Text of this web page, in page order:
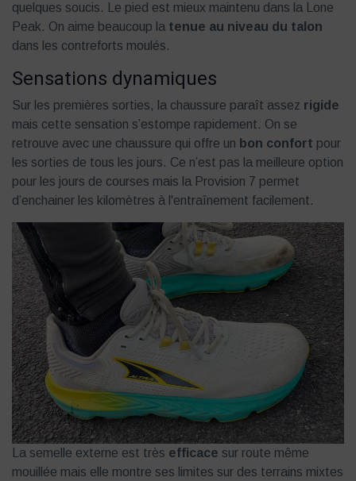
quelques soucis. Le pied est mieux maintenu dans la Lone
Peak. On aime beaucoup la tenue au niveau du talon
dans les contreforts moulés.
Sensations dynamiques
Sur les premières sorties, la chaussure paraît assez rigide
mais cette sensation s’estompe rapidement. On se
retrouve avec une chaussure qui offre un bon confort pour
les sorties de tous les jours. Ce n’est pas la meilleure option
pour les jours de courses mais la Provision 7 permet
d’enchainer les kilomètres à l'entraînement facilement.
La semelle externe est très efficace sur route même
mouillée mais elle montre ses limites sur des terrains mixtes